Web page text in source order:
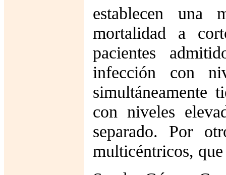
establecen una
mortalidad a
pacientes
infección con
simultáneamente
con niveles
separado. Por
multicéntricos,